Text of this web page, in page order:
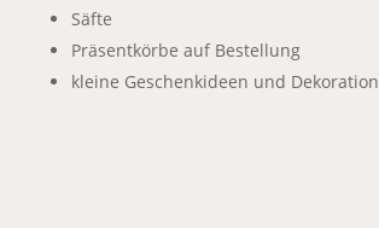
Säfte
Präsentkörbe auf Bestellung
kleine Geschenkideen und Dekoration